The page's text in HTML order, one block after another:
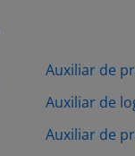
Auxiliar de
Auxiliar de
Auxiliar de